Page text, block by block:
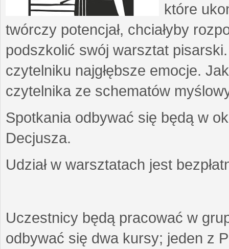
które
twórczy potencjał, chciałyby
podszkolić swój warsztat
czytelniku najgłębsze emocje.
czytelnika ze schematów
Spotkania odbywać się będą w
Decjusza.
Udział w warsztatach jest
Uczestnicy będą pracować w
odbywać się dwa kursy; jeden z